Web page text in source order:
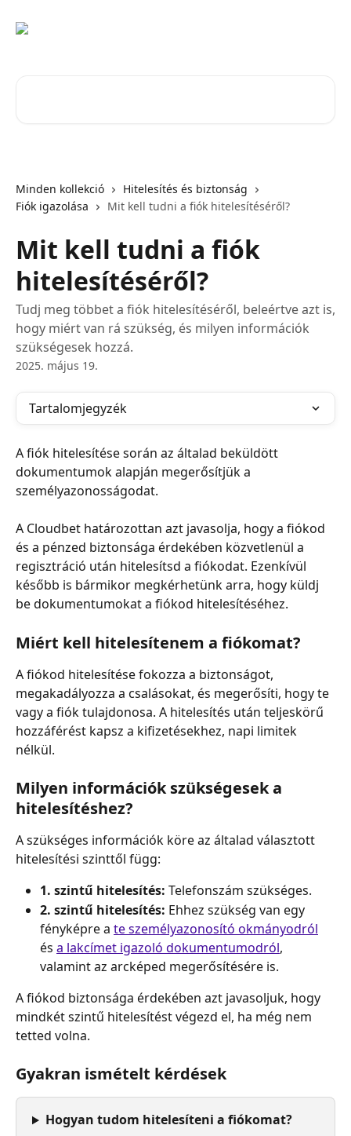
Minden kollekció
Hitelesítés és biztonság
Fiók igazolása
Mit kell tudni a fiók hitelesítéséről?
Mit kell tudni a fiók
hitelesítéséről?
Tudj meg többet a fiók hitelesítéséről, beleértve azt is,
hogy miért van rá szükség, és milyen információk
szükségesek hozzá.
2025. május 19.
Tartalomjegyzék
A fiók hitelesítése során az általad beküldött
dokumentumok alapján megerősítjük a
személyazonosságodat.
A Cloudbet határozottan azt javasolja, hogy a fiókod
és a pénzed biztonsága érdekében közvetlenül a
regisztráció után hitelesítsd a fiókodat. Ezenkívül
később is bármikor megkérhetünk arra, hogy küldj
be dokumentumokat a fiókod hitelesítéséhez.
Miért kell hitelesítenem a fiókomat?
A fiókod hitelesítése fokozza a biztonságot,
megakadályozza a csalásokat, és megerősíti, hogy te
vagy a fiók tulajdonosa. A hitelesítés után teljeskörű
hozzáférést kapsz a kifizetésekhez, napi limitek
nélkül.
Milyen információk szükségesek a
hitelesítéshez?
A szükséges információk köre az általad választott
hitelesítési szinttől függ:
1. szintű hitelesítés: Telefonszám szükséges.
2. szintű hitelesítés: Ehhez szükség van egy
fényképre a te személyazonosító okmányodról
és a lakcímet igazoló dokumentumodról,
valamint az arcképed megerősítésére is.
A fiókod biztonsága érdekében azt javasoljuk, hogy
mindkét szintű hitelesítést végezd el, ha még nem
tetted volna.
Gyakran ismételt kérdések
Hogyan tudom hitelesíteni a fiókomat?